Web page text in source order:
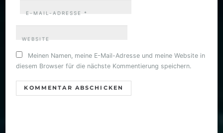
E-MAIL-ADRESSE *
WEBSITE
Meinen Namen, meine E-Mail-Adresse und meine Website in
diesem Browser für die nächste Kommentierung speichern.